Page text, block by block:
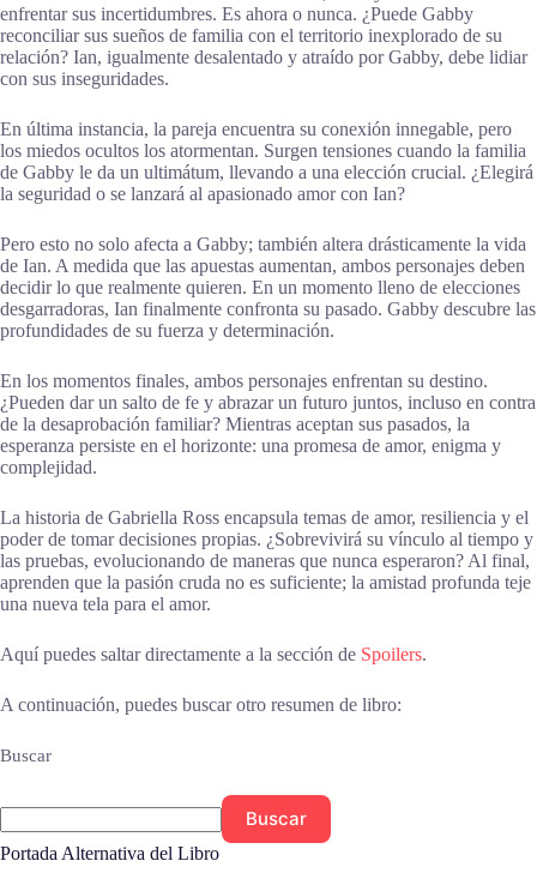
enfrentar sus incertidumbres. Es ahora o nunca. ¿Puede Gabby
reconciliar sus sueños de familia con el territorio inexplorado de su
relación? Ian, igualmente desalentado y atraído por Gabby, debe lidiar
con sus inseguridades.
En última instancia, la pareja encuentra su conexión innegable, pero
los miedos ocultos los atormentan. Surgen tensiones cuando la familia
de Gabby le da un ultimátum, llevando a una elección crucial. ¿Elegirá
la seguridad o se lanzará al apasionado amor con Ian?
Pero esto no solo afecta a Gabby; también altera drásticamente la vida
de Ian. A medida que las apuestas aumentan, ambos personajes deben
decidir lo que realmente quieren. En un momento lleno de elecciones
desgarradoras, Ian finalmente confronta su pasado. Gabby descubre las
profundidades de su fuerza y determinación.
En los momentos finales, ambos personajes enfrentan su destino.
¿Pueden dar un salto de fe y abrazar un futuro juntos, incluso en contra
de la desaprobación familiar? Mientras aceptan sus pasados, la
esperanza persiste en el horizonte: una promesa de amor, enigma y
complejidad.
La historia de Gabriella Ross encapsula temas de amor, resiliencia y el
poder de tomar decisiones propias. ¿Sobrevivirá su vínculo al tiempo y
las pruebas, evolucionando de maneras que nunca esperaron? Al final,
aprenden que la pasión cruda no es suficiente; la amistad profunda teje
una nueva tela para el amor.
Aquí puedes saltar directamente a la sección de Spoilers.
A continuación, puedes buscar otro resumen de libro:
Buscar
Buscar
Portada Alternativa del Libro